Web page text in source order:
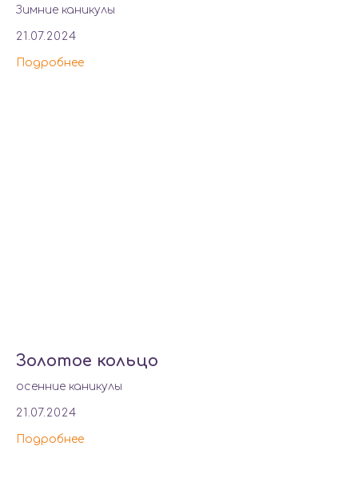
Зимние каникулы
21.07.2024
Подробнее
Золотое кольцо
осенние каникулы
21.07.2024
Подробнее